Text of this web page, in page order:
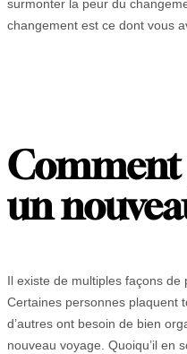
surmonter la peur du
changement est ce dont vous
un
Il existe de multiples façons
Certaines personnes plaquent
d’autres ont besoin de bien
nouveau voyage. Quoiqu’il en